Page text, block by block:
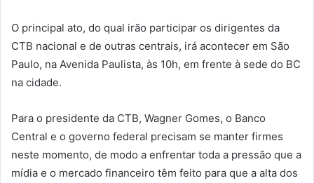
O principal ato, do qual irão participar os dirigentes da
CTB nacional e de outras centrais, irá acontecer em São
Paulo, na Avenida Paulista, às 10h, em frente à sede do BC
na cidade.
Para o presidente da CTB, Wagner Gomes, o Banco
Central e o governo federal precisam se manter firmes
neste momento, de modo a enfrentar toda a pressão que a
mídia e o mercado financeiro têm feito para que a alta dos